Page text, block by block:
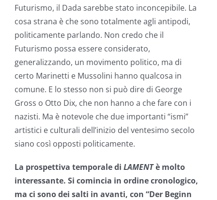
Futurismo, il Dada sarebbe stato inconcepibile. La
cosa strana è che sono totalmente agli antipodi,
politicamente parlando. Non credo che il
Futurismo possa essere considerato,
generalizzando, un movimento politico, ma di
certo Marinetti e Mussolini hanno qualcosa in
comune. E lo stesso non si può dire di George
Gross o Otto Dix, che non hanno a che fare con i
nazisti. Ma è notevole che due importanti “ismi”
artistici e culturali dell’inizio del ventesimo secolo
siano così opposti politicamente.
La prospettiva temporale di LAMENTè molto
interessante. Si comincia in ordine cronologico,
ma ci sono dei salti in avanti, con “Der Beginn